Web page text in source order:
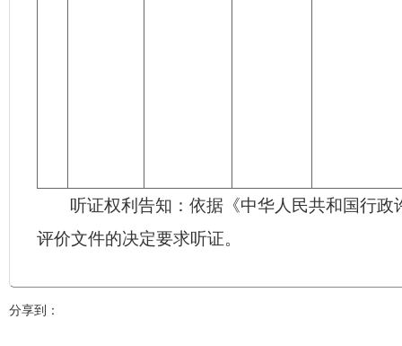
听证权利告知：依据《中华人民共和国行政
评价文件的决定要求听证。
分享到：